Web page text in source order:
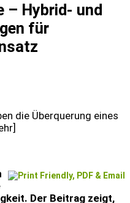
– Hybrid- und
für
die Überquerung eines
Der Beitrag zeigt,